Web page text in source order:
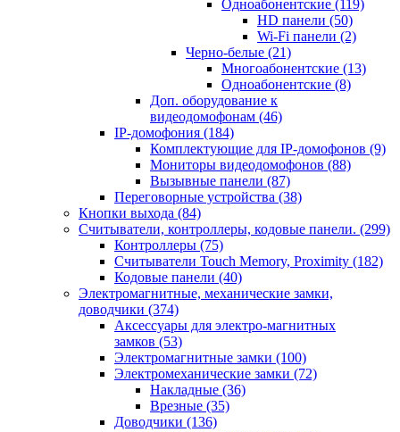
Одноабонентские (119)
HD панели (50)
Wi-Fi панели (2)
Черно-белые (21)
Многоабонентские (13)
Одноабонентские (8)
Доп. оборудование к
видеодомофонам (46)
IP-домофония (184)
Комплектующие для IP-домофонов (9)
Мониторы видеодомофонов (88)
Вызывные панели (87)
Переговорные устройства (38)
Кнопки выхода (84)
Считыватели, контроллеры, кодовые панели. (299)
Контроллеры (75)
Считыватели Touch Memory, Proximity (182)
Кодовые панели (40)
Электромагнитные, механические замки,
доводчики (374)
Аксессуары для электро-магнитных
замков (53)
Электромагнитные замки (100)
Электромеханические замки (72)
Накладные (36)
Врезные (35)
Доводчики (136)